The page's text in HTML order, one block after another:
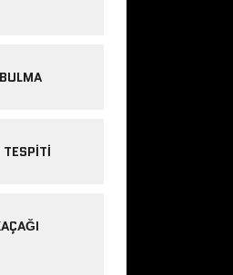
TESPITI